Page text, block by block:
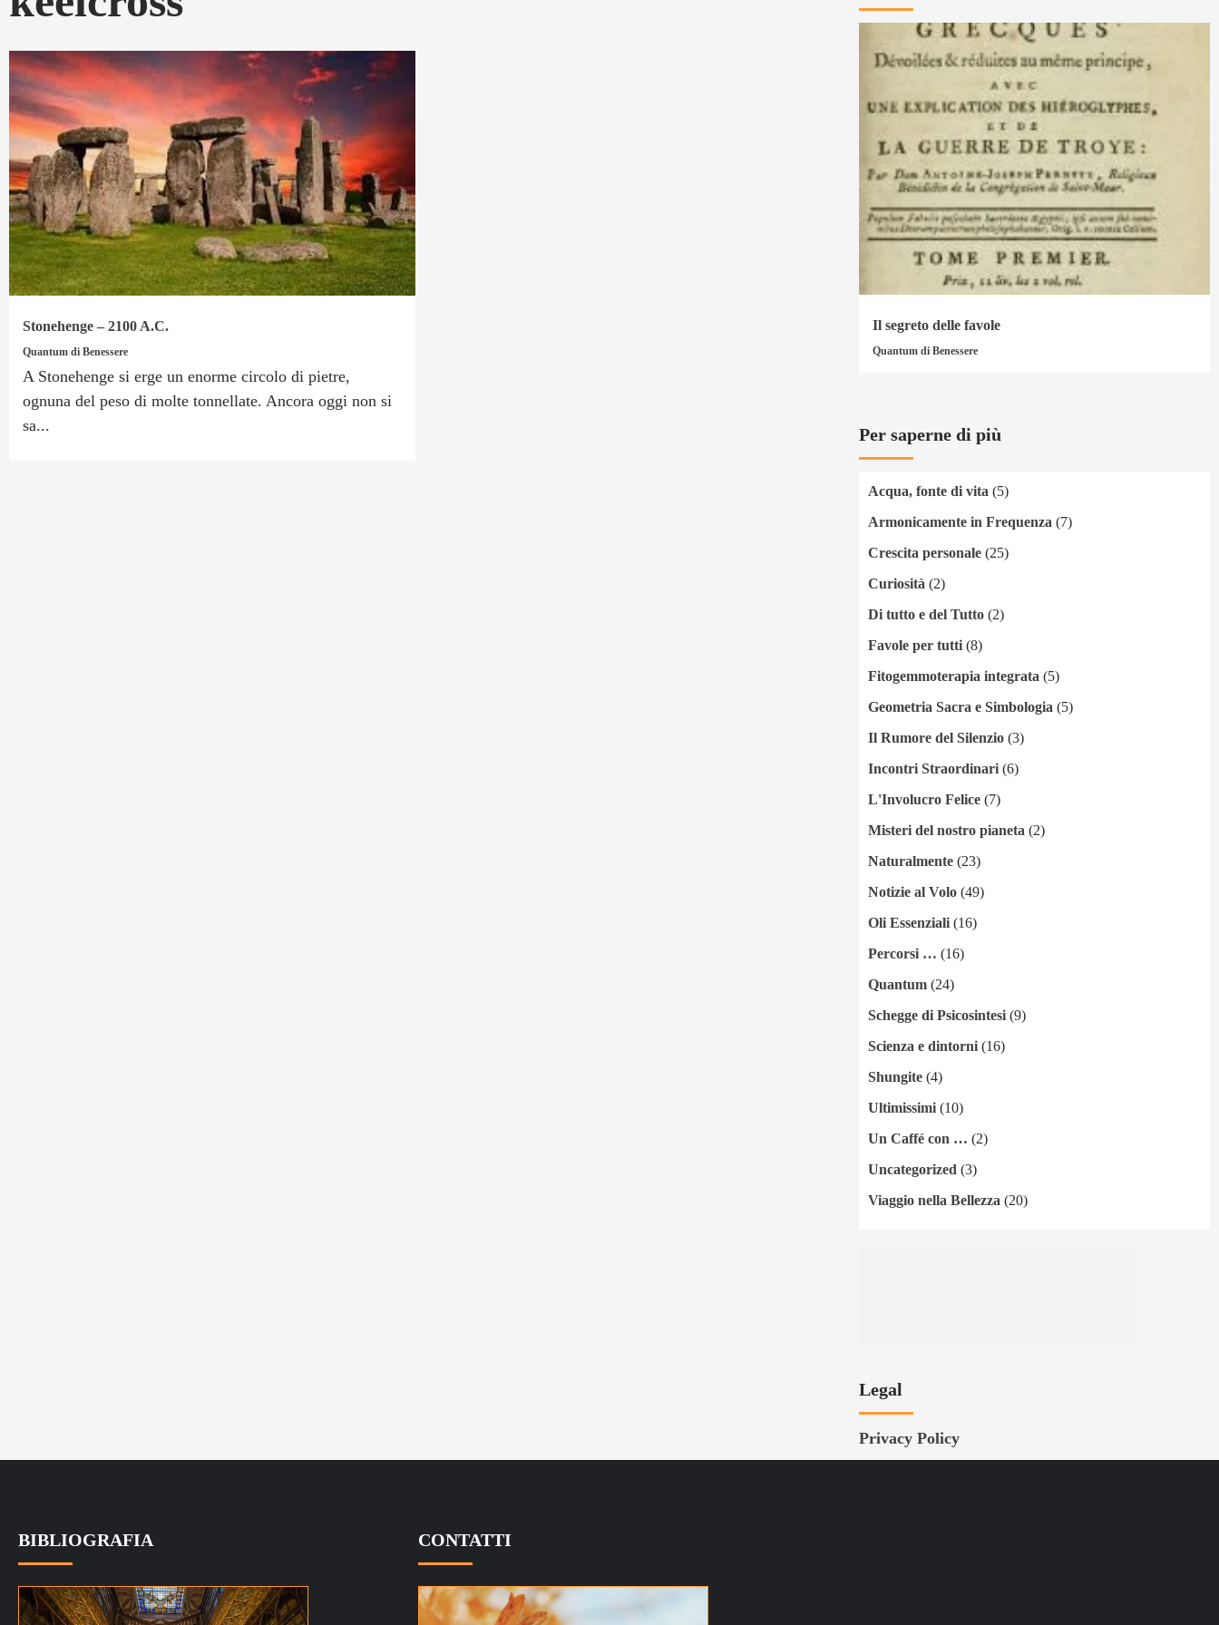
Stonehenge – 2100 A.C.
Quantum di Benessere
A Stonehenge si erge un enorme circolo di pietre,
ognuna del peso di molte tonnellate. Ancora oggi non si
sa...
Il segreto delle favole
Quantum di Benessere
Per saperne di più
Acqua, fonte di vita(5)
Armonicamente in Frequenza(7)
Crescita personale(25)
Curiosità(2)
Di tutto e del Tutto(2)
Favole per tutti(8)
Fitogemmoterapia integrata(5)
Geometria Sacra e Simbologia(5)
Il Rumore del Silenzio(3)
Incontri Straordinari(6)
L'Involucro Felice(7)
Misteri del nostro pianeta(2)
Naturalmente(23)
Notizie al Volo(49)
Oli Essenziali(16)
Percorsi … (16)
Quantum(24)
Schegge di Psicosintesi(9)
Scienza e dintorni(16)
Shungite(4)
Ultimissimi(10)
Un Caffé con … (2)
Uncategorized(3)
Viaggio nella Bellezza(20)